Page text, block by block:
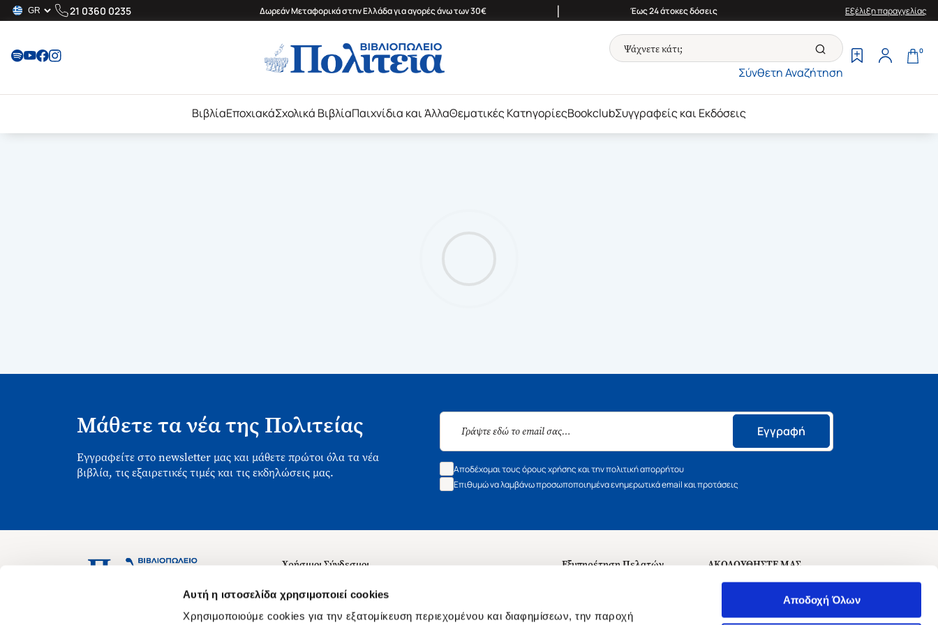
Αυτή η ιστοσελίδα χρησιμοποιεί cookies
Χρησιμοποιούμε cookies για την εξατομίκευση περιεχομένου και διαφημίσεων, την παροχή
Αποδοχή Όλων
21 0360 0235 Δωρεάν Μεταφορικά στην Ελλάδα για αγορές άνω των 30€ | Έως 24 άτοκες δόσεις Εξέλιξη παραγγελίας
Σύνθετη Αναζήτηση
0
ΒιβλίαΕποχιακάΣχολικά ΒιβλίαΠαιχνίδια και ΆλλαΘεματικές ΚατηγορίεςBookclubΣυγγραφείς και Εκδόσεις
Μάθετε τα νέα της Πολιτείας
Εγγραφείτε στο newsletter μας και μάθετε πρώτοι όλα τα νέα
βιβλία, τις εξαιρετικές τιμές και τις εκδηλώσεις μας.
Εγγραφή
Αποδέχομαι τους όρους χρήσης και την πολιτική απορρήτου
Επιθυμώ να λαμβάνω προσωποποιημένα ενημερωτικά email και προτάσεις
Ασκληπιού 1-3, Αθήνα 106 79
Χρήσιμοι Σύνδεσμοι
Σχετικά με εμάς
Θέσεις Εργασίας
Εξυπηρέτηση Πελατών
ΑΚΟΛΟΥΘΗΣΤΕ ΜΑΣ